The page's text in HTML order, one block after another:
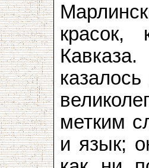
красок,
метким
и язык;